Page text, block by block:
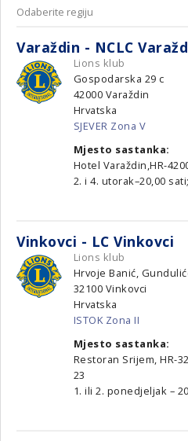
Odaberite regiju
Varaždin - NCLC
Lions klub
Gospodarska 29 c
42000 Varaždin
Hrvatska
SJEVER Zona V
Mjesto sastanka:
Hotel Varaždin,HR-
2. i 4. utorak–20,00 sati;
Vinkovci - LC Vinkovci
Lions klub
Hrvoje Banić,
32100 Vinkovci
Hrvatska
ISTOK Zona II
Mjesto sastanka:
Restoran Srijem, HR-
23
1. ili 2. ponedjeljak –